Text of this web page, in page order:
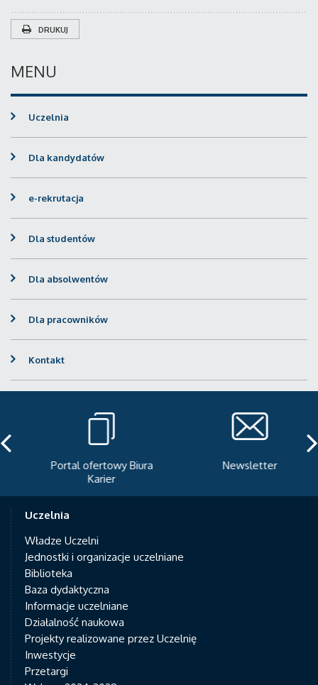
DRUKUJ
MENU
Uczelnia
Dla kandydatów
e-rekrutacja
Dla studentów
Dla absolwentów
Dla pracowników
Kontakt
Portal ofertowy Biura
Karier
Newsletter
Uczelnia
Władze Uczelni
Jednostki i organizacje uczelniane
Biblioteka
Baza dydaktyczna
Informacje uczelniane
Działalność naukowa
Projekty realizowane przez Uczelnię
Inwestycje
Przetargi